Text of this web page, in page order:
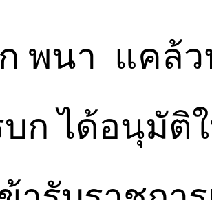
พนา แคล้
ก ได้อนุมัติ